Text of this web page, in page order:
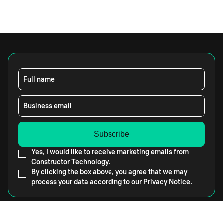
Full name
Business email
Yes, I would like to receive marketing emails from
Constructor Technology.
By clicking the box above, you agree that we may
process your data according to our Privacy Notice.